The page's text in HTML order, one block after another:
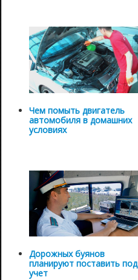
Чем помыть двигатель
автомобиля в домашних
условиях
Дорожных буянов
планируют поставить под
учет